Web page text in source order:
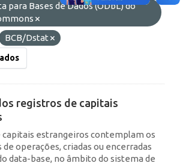
para Bases de Dados (ODbL) do
BCB/Dstat
registros de capitais
capitais estrangeiros contemplam os
operações, criadas ou encerradas
data-base, no âmbito do sistema de